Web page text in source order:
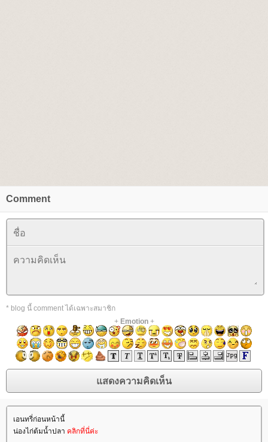
Comment
* blog นี้ comment ได้เฉพาะสมาชิก
+ Emotion+
เอนทรี่ก่อนหน้านี้
น่องไก่ต้มน้ำปลา คลิกที่นี่ค่ะ